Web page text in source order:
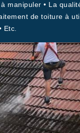
manipuler • La
de toiture à
Etc.